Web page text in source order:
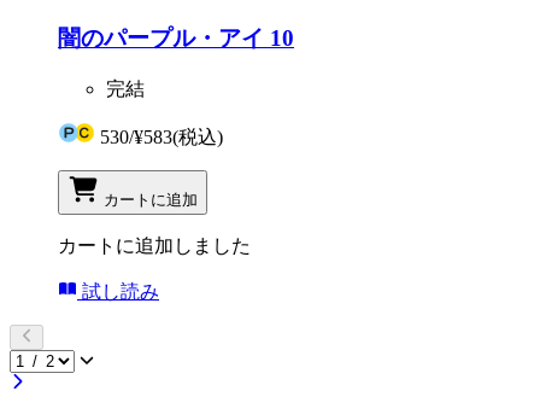
闇のパープル・アイ 10
完結
530/¥583(税込)
カートに追加
カートに追加しました
試し読み